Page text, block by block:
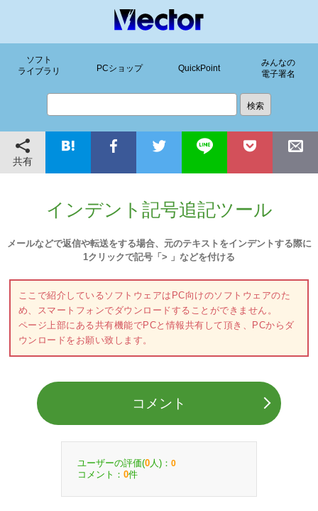
ソフト
ライブラリ
PCショップ QuickPoint
みんなの
電子署名
共有
インデント記号追記ツール
メールなどで返信や転送をする場合、元のテキストをインデントする際に
1クリックで記号「> 」などを付ける
ここで紹介しているソフトウェアはPC向けのソフトウェアのた
め、スマートフォンでダウンロードすることができません。
ページ上部にある共有機能でPCと情報共有して頂き、PCからダ
ウンロードをお願い致します。
コメント
ユーザーの評価(0 人)： 0
コメント： 0件